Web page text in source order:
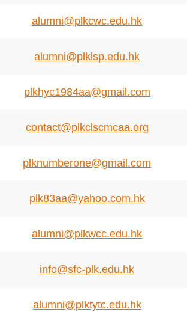
alumni@plkcwc.edu.hk
alumni@plklsp.edu.hk
plkhyc1984aa@gmail.com
contact@plkclscmcaa.org
plknumberone@gmail.com
plk83aa@yahoo.com.hk
alumni@plkwcc.edu.hk
info@sfc-plk.edu.hk
alumni@plktytc.edu.hk